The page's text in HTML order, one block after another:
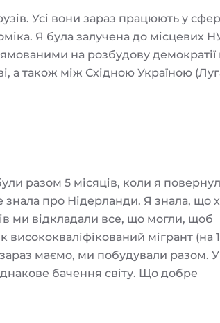
Усі вони зараз працюють у
Я була залучена до місцевих
на розбудову демократії
а також між Східною Україною
разом 5 місяців, коли я
про Нідерланди. Я знала, що
ми відкладали все, що могли, щоб
мігрант (на 1
маємо, ми побудували разом.
бачення світу. Що добре